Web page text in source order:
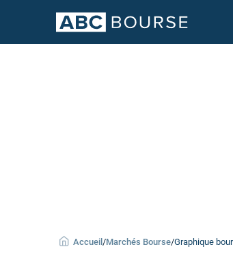
Accueil /Marchés Bourse/Graphique